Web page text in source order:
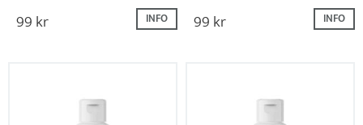
och passion i varje tårtkonstverk!
99kr INFO skogspalett på dina tårtor och
sprid naturlig skönhet!
99kr INFO